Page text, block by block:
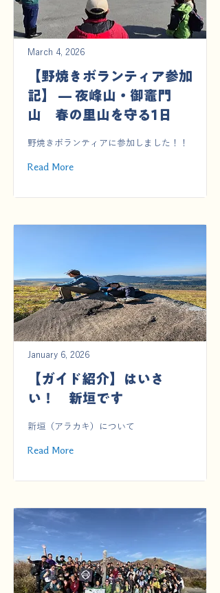
March 4, 2026
【野焼きボランティア参加
記】 — 夜峰山・御竈門
山 春の里山を守る1日
野焼きボランティアに参加しました！！
Read More
January 6, 2026
【ガイド紹介】はいさ
い！ 新垣です
新垣（アラカキ）について
Read More